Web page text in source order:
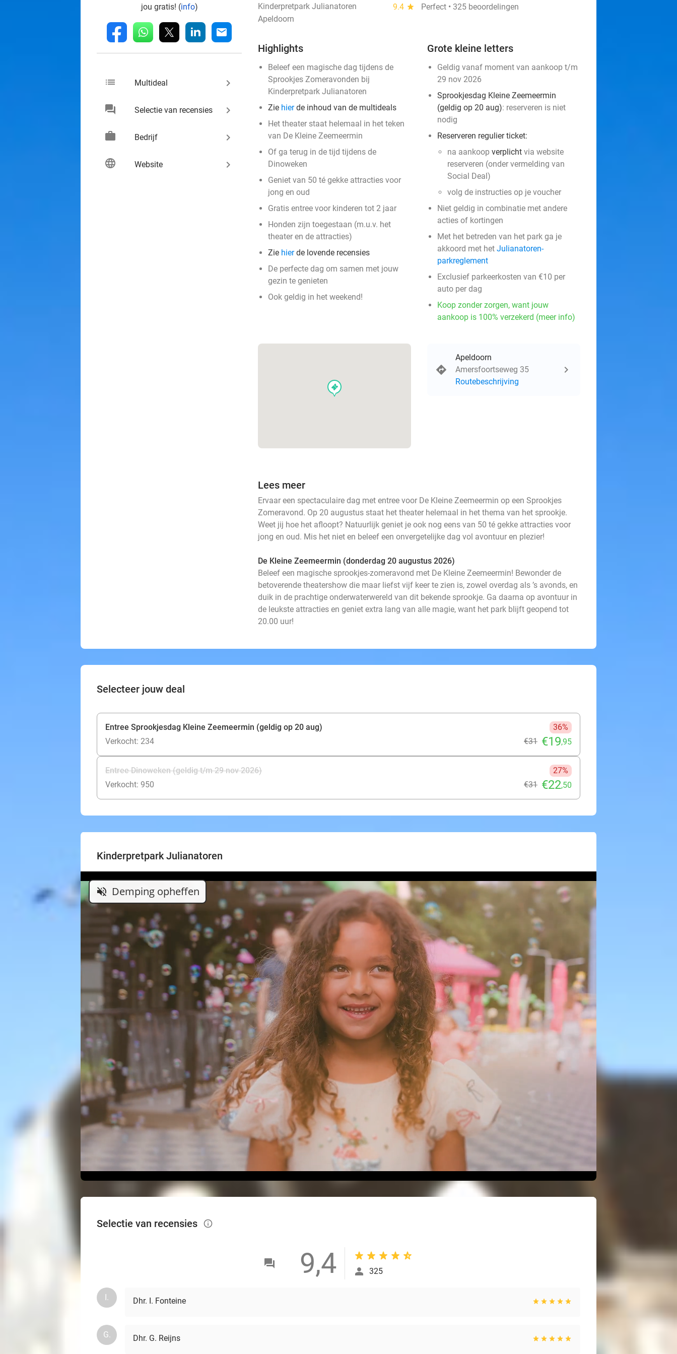
jou gratis! (info)
fb whatsapp linkedin mail
list Multideal keyboard_arrow_right
chat Selectie van recensies keyboard_arrow_right
work Bedrijf keyboard_arrow_right
language Website keyboard_arrow_right
Kinderpretpark Julianatoren 9.4 star
Perfect • 325 beoordelingen
Apeldoorn
Highlights
Beleef een magische dag tijdens de
Sprookjes Zomeravonden bij
Kinderpretpark Julianatoren
Zie hierde inhoud van de multideals
Het theater staat helemaal in het teken
van De Kleine Zeemeermin
Of ga terug in de tijd tijdens de
Dinoweken
Geniet van 50 té gekke attracties voor
jong en oud
Gratis entree voor kinderen tot 2 jaar
Honden zijn toegestaan (m.u.v. het
theater en de attracties)
Zie hierde lovende recensies
De perfecte dag om samen met jouw
gezin te genieten
Ook geldig in het weekend!
Grote kleine letters
Geldig vanaf moment van aankoop t/m
29 nov 2026
Sprookjesdag Kleine Zeemeermin
(geldig op 20 aug): reserveren is niet
nodig
Reserveren regulier ticket:
na aankoop verplicht via website
reserveren (onder vermelding van
Social Deal)
volg de instructies op je voucher
Niet geldig in combinatie met andere
acties of kortingen
Met het betreden van het park ga je
akkoord met het Julianatoren-
parkreglement
Exclusief parkeerkosten van €10 per
auto per dag
Koop zonder zorgen, want jouw
aankoop is 100% verzekerd (meer info)
events
Apeldoorn
Amersfoortseweg 35
Routebeschrijving
Lees meer
Ervaar een spectaculaire dag met entree voor De Kleine Zeemeermin op een Sprookjes
Zomeravond. Op 20 augustus staat het theater helemaal in het thema van het sprookje.
Weet jij hoe het afloopt? Natuurlijk geniet je ook nog eens van 50 té gekke attracties voor
jong en oud. Mis het niet en beleef een onvergetelijke dag vol avontuur en plezier!
De Kleine Zeemeermin (donderdag 20 augustus 2026)
Beleef een magische sprookjes-zomeravond met De Kleine Zeemeermin! Bewonder de
betoverende theatershow die maar liefst vijf keer te zien is, zowel overdag als ’s avonds, en
duik in de prachtige onderwaterwereld van dit bekende sprookje. Ga daarna op avontuur in
de leukste attracties en geniet extra lang van alle magie, want het park blijft geopend tot
20.00 uur!
Selecteer jouw deal
Entree Sprookjesdag Kleine Zeemeermin (geldig op 20 aug)
36%
Verkocht: 234
€31 €19,95
Entree Dinoweken (geldig t/m 29 nov 2026)
27%
Verkocht: 950
€31 €22,50
Kinderpretpark Julianatoren
volume_off Demping opheffen
Selectie van recensies info_outlined
9,4 325
I. Dhr. I. Fonteine
G. Dhr. G. Reijns